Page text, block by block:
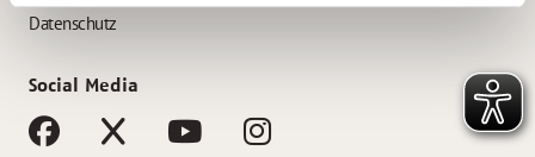
Datenschutz
Social Media